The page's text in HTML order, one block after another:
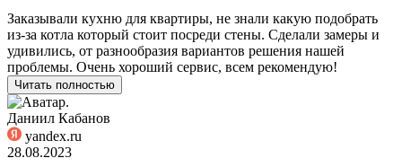
Заказывали кухню для квартиры, не знали какую подобрать
из-за котла который стоит посреди стены. Сделали замеры и
удивились, от разнообразия вариантов решения нашей
проблемы. Очень хороший сервис, всем рекомендую!
Читать полностью
Даниил Кабанов
yandex.ru
28.08.2023